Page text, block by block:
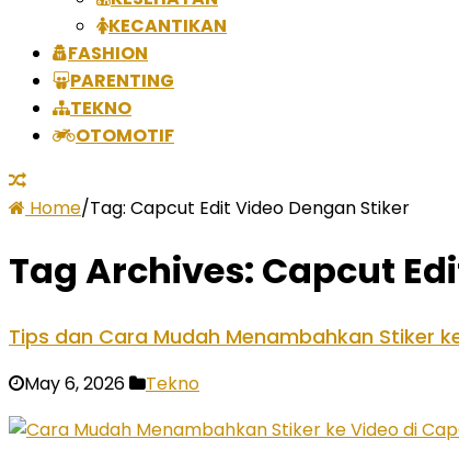
KECANTIKAN
FASHION
PARENTING
TEKNO
OTOMOTIF
Home/Tag: Capcut Edit Video Dengan Stiker
Tag Archives: Capcut
Tips dan Cara Mudah Menambahkan Stiker
May 6, 2026 Tekno